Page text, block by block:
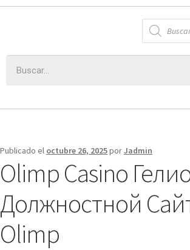
Publicado el octubre 26, 2025porJadmin
Olimp Casino
Должностной
Olimp